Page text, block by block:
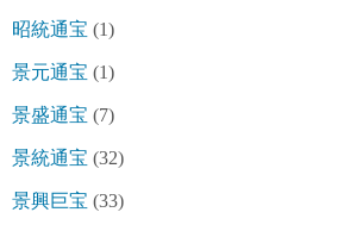
昭統通宝 (1)
景元通宝 (1)
景盛通宝 (7)
景統通宝 (32)
景興巨宝 (33)